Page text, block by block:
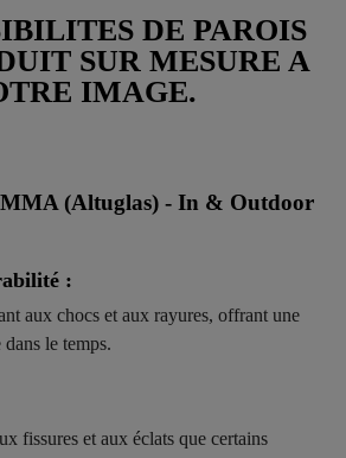
DE PAROIS
SUR MESURE A
IMAGE.
(Altuglas) - In & Outdoor
:
aux chocs et aux rayures, offrant une
le temps.
fissures et aux éclats que certains